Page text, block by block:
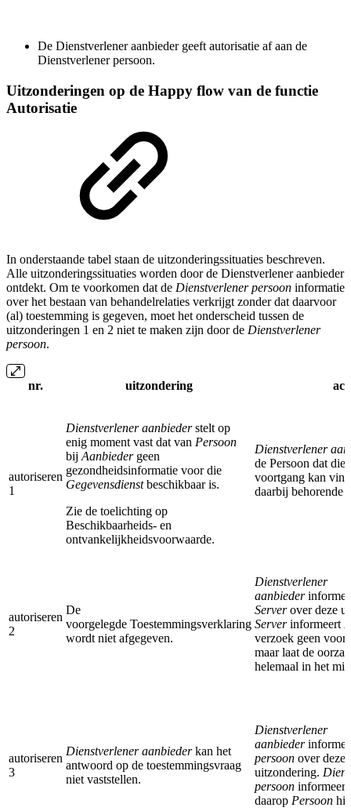
De Dienstverlener aanbieder geeft autorisatie af aan de
Dienstverlener persoon.
Uitzonderingen op de Happy flow van de functie
Autorisatie
In onderstaande tabel staan de uitzonderingssituaties beschreven.
Alle uitzonderingssituaties worden door de Dienstverlener aanbieder
ontdekt. Om te voorkomen dat de Dienstverlener persoon informatie
over het bestaan van behandelrelaties verkrijgt zonder dat daarvoor
(al) toestemming is gegeven, moet het onderscheid tussen de
uitzonderingen 1 en 2 niet te maken zijn door de Dienstverlener
persoon.
nr. uitzondering
autoriseren
1
Dienstverlener aanbiederstelt op
enig moment vast dat van Persoon
bij Aanbiedergeen
gezondheidsinformatie voor die
Gegevensdienstbeschikbaar is.
Zie de toelichting op
Beschikbaarheids- en
ontvankelijkheidsvoorwaarde.
Dienstverlener
de Persoon dat
voortgang kan
daarbij behorende
autoriseren
2
De
voorgelegde Toestemmingsverklaring
wordt niet afgegeven.
Dienstverlener
aanbieder
Serverover deze
Serverinformeert
verzoek geen
maar laat de
helemaal in het
autoriseren
3
Dienstverlener aanbiederkan het
antwoord op de toestemmingsvraag
niet vaststellen.
Dienstverlener
aanbieder
persoon over deze
uitzondering.
persoon informeert
daarop Persoon